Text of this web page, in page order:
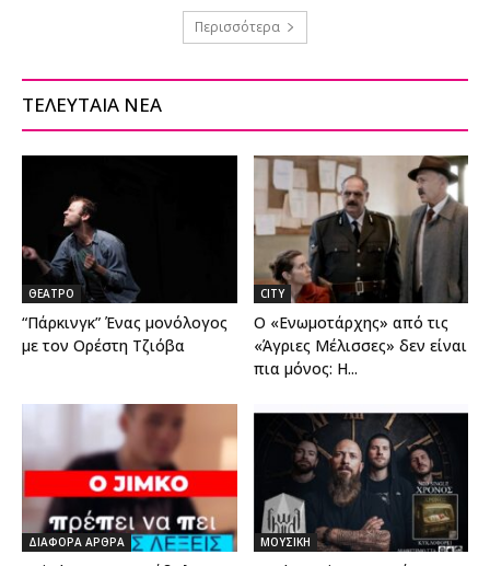
Περισσότερα
ΤΕΛΕΥΤΑΙΑ ΝΕΑ
ΘΕΑΤΡΟ
“Πάρκινγκ” Ένας μονόλογος
με τον Ορέστη Τζιόβα
CITY
O «Eνωμοτάρχης» από τις
«Άγριες Μέλισσες» δεν είναι
πια μόνος: Η...
ΔΙΑΦΟΡΑ ΑΡΘΡΑ ΜΟΥΣΙΚΗ